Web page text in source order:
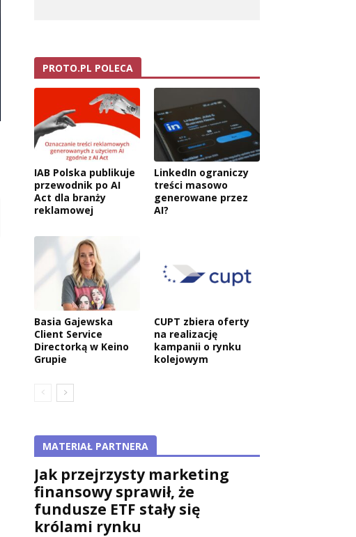
PROTO.PL POLECA
IAB Polska publikuje
przewodnik po AI
Act dla branży
reklamowej
LinkedIn ograniczy
treści masowo
generowane przez
AI?
Basia Gajewska
Client Service
Directorką w Keino
Grupie
CUPT zbiera oferty
na realizację
kampanii o rynku
kolejowym
MATERIAŁ PARTNERA
Jak przejrzysty marketing
finansowy sprawił, że
fundusze ETF stały się
królami rynku